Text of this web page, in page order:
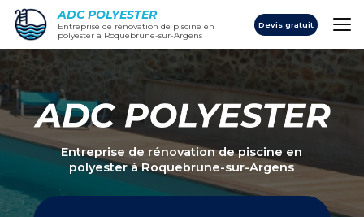
Aller
contenu
principal
ADC POLYESTER
Entreprise de rénovation de piscine en
polyester à Roquebrune-sur-Argens
Devis gratuit
Entreprise de rénovation de piscine en
polyesterà Roquebrune-sur-Argens